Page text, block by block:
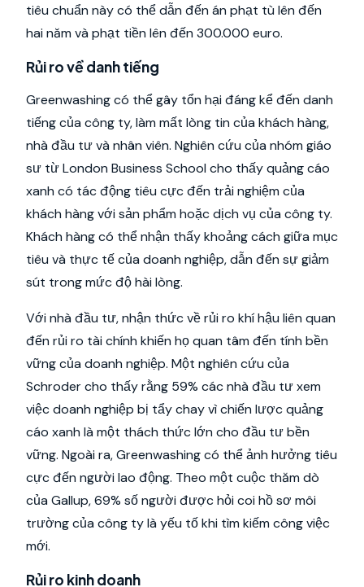
tiêu chuẩn này có thể dẫn đến án phạt tù lên đến
hai năm và phạt tiền lên đến 300.000 euro.
Rủi ro về danh tiếng
Greenwashing có thể gây tổn hại đáng kể đến danh
tiếng của công ty, làm mất lòng tin của khách hàng,
nhà đầu tư và nhân viên. Nghiên cứu của nhóm giáo
sư từ London Business School cho thấy quảng cáo
xanh có tác động tiêu cực đến trải nghiệm của
khách hàng với sản phẩm hoặc dịch vụ của công ty.
Khách hàng có thể nhận thấy khoảng cách giữa mục
tiêu và thực tế của doanh nghiệp, dẫn đến sự giảm
sút trong mức độ hài lòng.
Với nhà đầu tư, nhận thức về rủi ro khí hậu liên quan
đến rủi ro tài chính khiến họ quan tâm đến tính bền
vững của doanh nghiệp. Một nghiên cứu của
Schroder cho thấy rằng 59% các nhà đầu tư xem
việc doanh nghiệp bị tẩy chay vì chiến lược quảng
cáo xanh là một thách thức lớn cho đầu tư bền
vững. Ngoài ra, Greenwashing có thể ảnh hưởng tiêu
cực đến người lao động. Theo một cuộc thăm dò
của Gallup, 69% số người được hỏi coi hồ sơ môi
trường của công ty là yếu tố khi tìm kiếm công việc
mới.
Rủi ro kinh doanh